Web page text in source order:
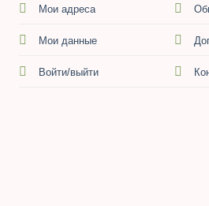
Мои адреса
Мои данные
Войти/выйти